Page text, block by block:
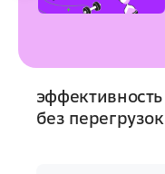
эффективность
без перегрузок